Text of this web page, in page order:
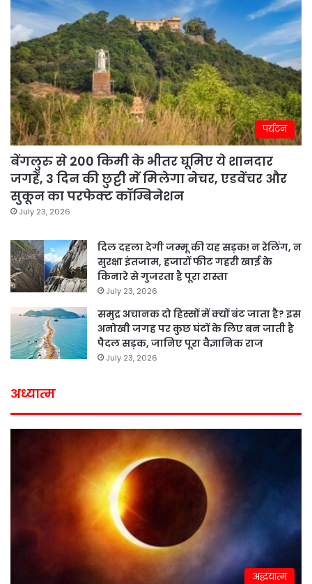
पर्यटन
बेंगलुरु से 200 किमी के भीतर घूमिए ये शानदार
जगहें, 3 दिन की छुट्टी में मिलेगा नेचर, एडवेंचर और
सुकून का परफेक्ट कॉम्बिनेशन
July 23, 2026
दिल दहला देगी जम्मू की यह सड़क! न रेलिंग, न
सुरक्षा इंतजाम, हजारों फीट गहरी खाई के
किनारे से गुजरता है पूरा रास्ता
July 23, 2026
समुद्र अचानक दो हिस्सों में क्यों बंट जाता है? इस
अनोखी जगह पर कुछ घंटों के लिए बन जाती है
पैदल सड़क, जानिए पूरा वैज्ञानिक राज
July 23, 2026
अध्यात्म
अद्धयात्म